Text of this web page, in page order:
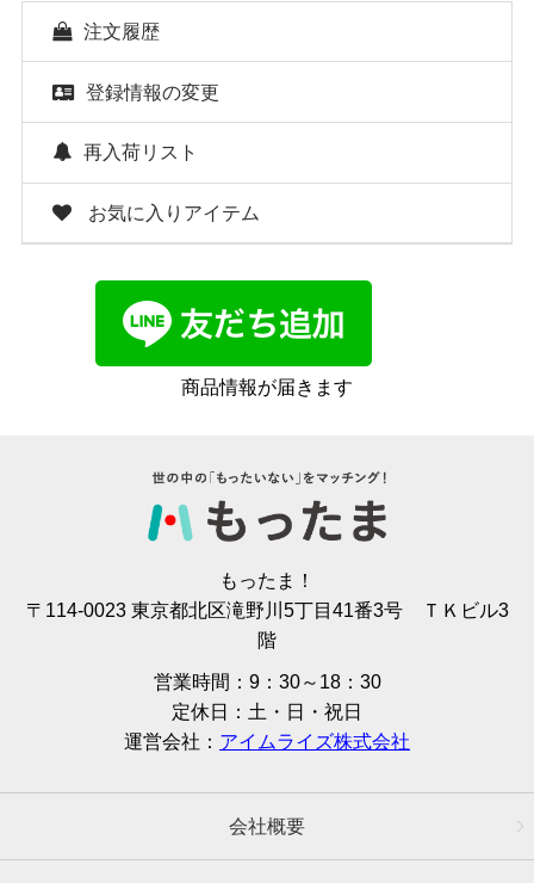
注文履歴
登録情報の変更
再入荷リスト
お気に入りアイテム
商品情報が届きます
もったま！
〒114-0023 東京都北区滝野川5丁目41番3号 ＴＫビル3
階
営業時間：9：30～18：30
定休日：土・日・祝日
運営会社： アイムライズ株式会社
会社概要